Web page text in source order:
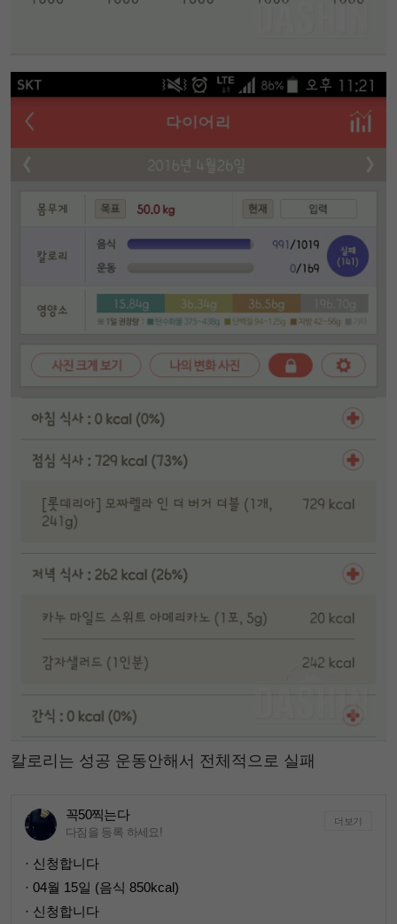
칼로리는 성공 운동안해서 전체적으로 실패
꼭50찍는다
다짐을 등록 하세요!
더보기
· 신청합니다
· 04월 15일 (음식 850kcal)
· 신청합니다